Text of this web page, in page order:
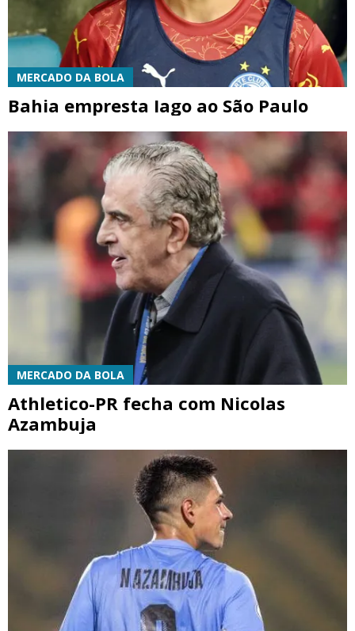
MERCADO DA BOLA
Bahia empresta Iago ao São Paulo
MERCADO DA BOLA
Athletico-PR fecha com Nicolas
Azambuja